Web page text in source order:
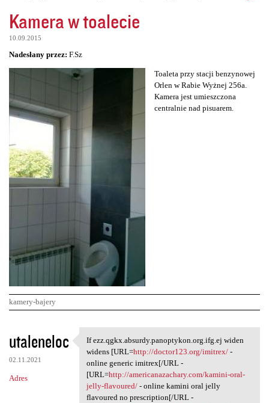
Kamera w toalecie
10.09.2015
Nadesłany przez: F.Sz
Toaleta przy stacji benzynowej
Orlen w Rabie Wyżnej 256a.
Kamera jest umieszczona
centralnie nad pisuarem.
kamery-bajery
K
o
m
e
utaleneloc
02.11.2021
Adres
If ezz.qgkx.absurdy
If ezz.qgkx.absurdy.panoptykon.org.ifg.ej widen
widens [URL=http://doctor123.org/imitrex/-
online generic imitrex[/URL -
[URL=http://americanazachary.com/kamini-oral-
jelly-flavoured/- online kamini oral jelly
flavoured no prescription[/URL -